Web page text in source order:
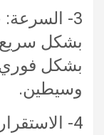
3-
بشكل سريع
بشكل
وسيطين.
4-